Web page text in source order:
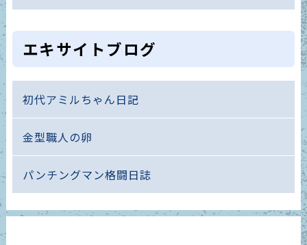
エキサイトブログ
初代アミルちゃん日記
金型職人の卵
パンチングマン格闘日誌